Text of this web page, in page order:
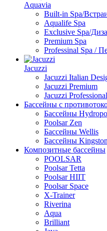
Aquavia
Built-in Spa/
Aqualife Spa
Exclusive Spa/
Premium Spa
Professinal Spa /
Jacuzzi
Jacuzzi Italian
Jacuzzi Premium
Jacuzzi Professional
Бассейны с
Бассейны
Poolsar Zen
Бассейны Wellis
Бассейны Kingston
Композитные бассейны
POOLSAR
Poolsar Tetta
Poolsar HIIT
Poolsar Space
X-Trainer
Riverina
Aqua
Brilliant